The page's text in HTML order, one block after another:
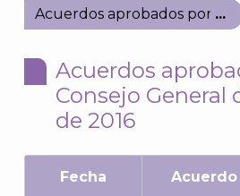
Acuerdos aprobados por el
Acuerdos
Consejo General
de 2016
Fecha Acuerdo